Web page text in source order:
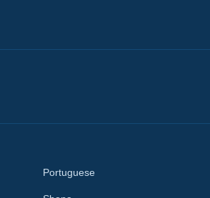
Portuguese